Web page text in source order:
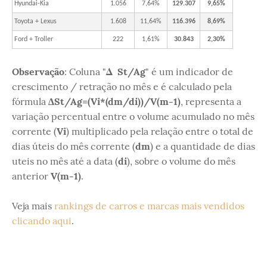
Hyundai-Kia 1.056 7,64% 129.307 9,65%
Toyota + Lexus 1.608 11,64% 116.396 8,69%
Ford + Troller 222 1,61% 30.843 2,30%
Observação: Coluna "Δ St/Ag" é um indicador de
crescimento / retração no mês e é calculado pela
fórmula ∆St/Ag=(Vi*(dm/di))/V(m-1), representa a
variação percentual entre o volume acumulado no mês
corrente (Vi) multiplicado pela relação entre o total de
dias úteis do mês corrente (dm) e a quantidade de dias
uteis no mês até a data (di), sobre o volume do mês
anterior V(m-1).
Veja mais rankings de carros e marcas mais vendidos
clicando aqui.